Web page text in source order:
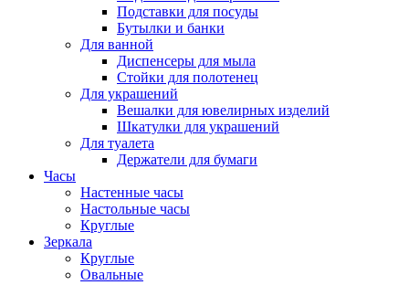
Подставки для посуды
Бутылки и банки
Для ванной
Диспенсеры для мыла
Стойки для полотенец
Для украшений
Вешалки для ювелирных изделий
Шкатулки для украшений
Для туалета
Держатели для бумаги
Часы
Настенные часы
Настольные часы
Круглые
Зеркала
Круглые
Овальные